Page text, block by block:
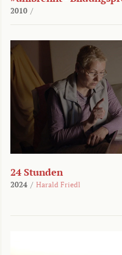
2010 /
24 Stunden
2024 / Harald Friedl